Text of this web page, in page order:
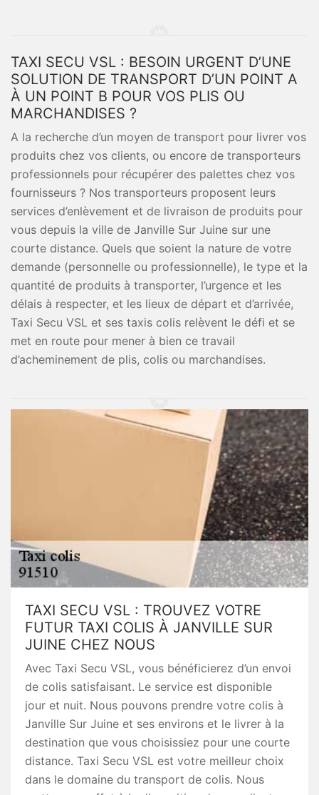
TAXI SECU VSL : BESOIN URGENT D’UNE
SOLUTION DE TRANSPORT D’UN POINT A
À UN POINT B POUR VOS PLIS OU
MARCHANDISES ?
A la recherche d’un moyen de transport pour livrer vos
produits chez vos clients, ou encore de transporteurs
professionnels pour récupérer des palettes chez vos
fournisseurs ? Nos transporteurs proposent leurs
services d’enlèvement et de livraison de produits pour
vous depuis la ville de Janville Sur Juine sur une
courte distance. Quels que soient la nature de votre
demande (personnelle ou professionnelle), le type et la
quantité de produits à transporter, l’urgence et les
délais à respecter, et les lieux de départ et d’arrivée,
Taxi Secu VSL et ses taxis colis relèvent le défi et se
met en route pour mener à bien ce travail
d’acheminement de plis, colis ou marchandises.
TAXI SECU VSL : TROUVEZ VOTRE
FUTUR TAXI COLIS À JANVILLE SUR
JUINE CHEZ NOUS
Avec Taxi Secu VSL, vous bénéficierez d’un envoi
de colis satisfaisant. Le service est disponible
jour et nuit. Nous pouvons prendre votre colis à
Janville Sur Juine et ses environs et le livrer à la
destination que vous choisissiez pour une courte
distance. Taxi Secu VSL est votre meilleur choix
dans le domaine du transport de colis. Nous